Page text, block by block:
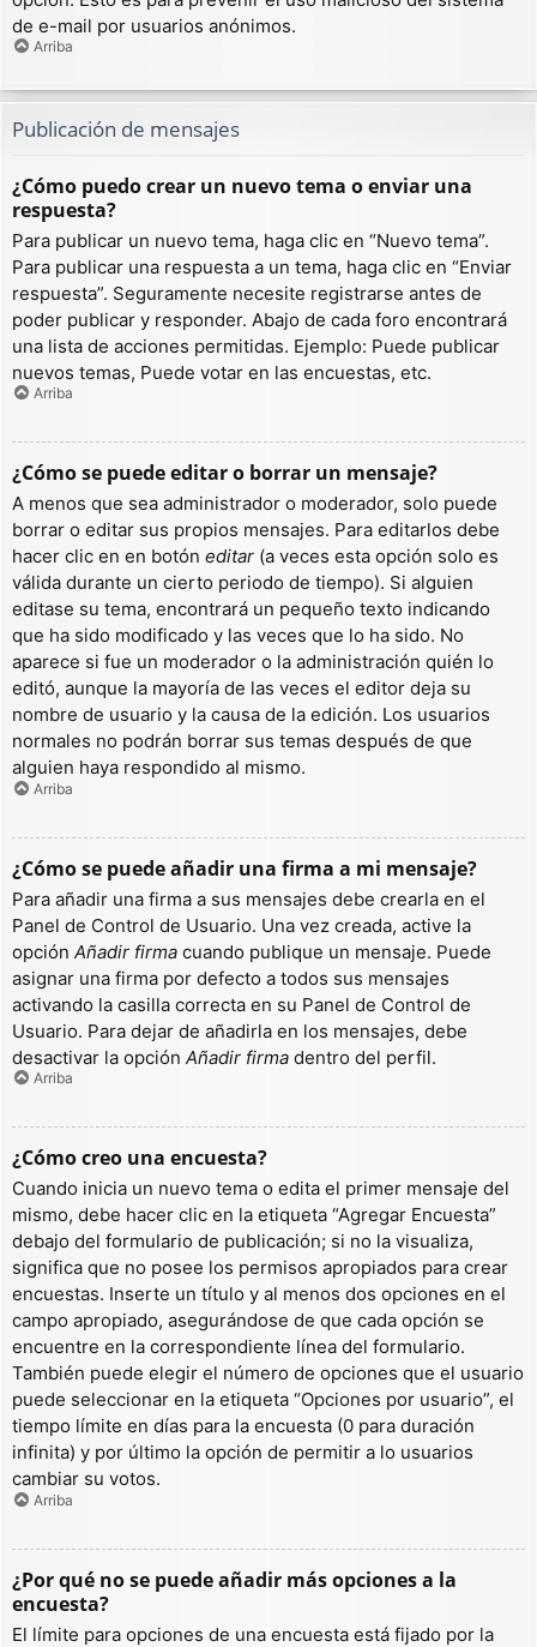
de e-mail por usuarios anónimos.
Arriba
Publicación de mensajes
¿Cómo puedo crear un nuevo tema o enviar una
respuesta?
Para publicar un nuevo tema, haga clic en “Nuevo tema”.
Para publicar una respuesta a un tema, haga clic en “Enviar
respuesta”. Seguramente necesite registrarse antes de
poder publicar y responder. Abajo de cada foro encontrará
una lista de acciones permitidas. Ejemplo: Puede publicar
nuevos temas, Puede votar en las encuestas, etc.
Arriba
¿Cómo se puede editar o borrar un mensaje?
A menos que sea administrador o moderador, solo puede
borrar o editar sus propios mensajes. Para editarlos debe
hacer clic en en botón editar (a veces esta opción solo es
válida durante un cierto periodo de tiempo). Si alguien
editase su tema, encontrará un pequeño texto indicando
que ha sido modificado y las veces que lo ha sido. No
aparece si fue un moderador o la administración quién lo
editó, aunque la mayoría de las veces el editor deja su
nombre de usuario y la causa de la edición. Los usuarios
normales no podrán borrar sus temas después de que
alguien haya respondido al mismo.
Arriba
¿Cómo se puede añadir una firma a mi mensaje?
Para añadir una firma a sus mensajes debe crearla en el
Panel de Control de Usuario. Una vez creada, active la
opción Añadir firma cuando publique un mensaje. Puede
asignar una firma por defecto a todos sus mensajes
activando la casilla correcta en su Panel de Control de
Usuario. Para dejar de añadirla en los mensajes, debe
desactivar la opción Añadir firma dentro del perfil.
Arriba
¿Cómo creo una encuesta?
Cuando inicia un nuevo tema o edita el primer mensaje del
mismo, debe hacer clic en la etiqueta “Agregar Encuesta”
debajo del formulario de publicación; si no la visualiza,
significa que no posee los permisos apropiados para crear
encuestas. Inserte un título y al menos dos opciones en el
campo apropiado, asegurándose de que cada opción se
encuentre en la correspondiente línea del formulario.
También puede elegir el número de opciones que el usuario
puede seleccionar en la etiqueta “Opciones por usuario”, el
tiempo límite en días para la encuesta (0 para duración
infinita) y por último la opción de permitir a lo usuarios
cambiar su votos.
Arriba
¿Por qué no se puede añadir más opciones a la
encuesta?
El límite para opciones de una encuesta está fijado por la